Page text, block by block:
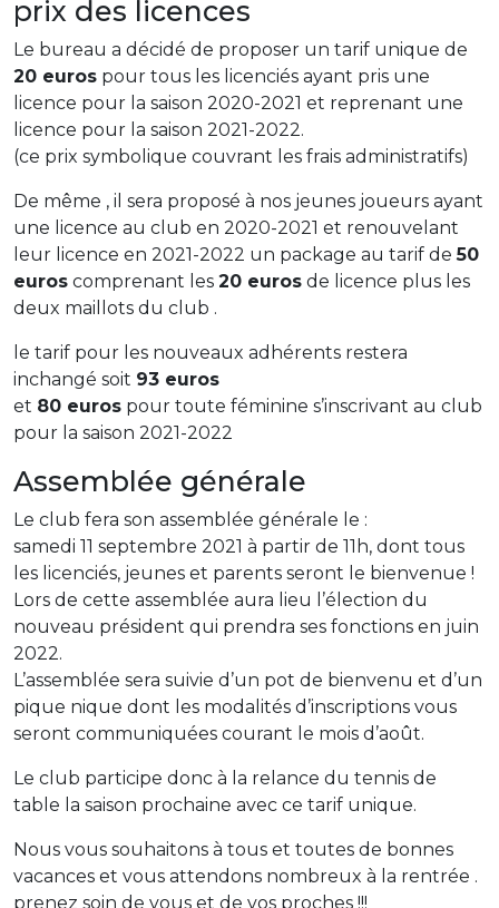
prix des licences
Le bureau a décidé de proposer un tarif unique de
20 euros pour tous les licenciés ayant pris une
licence pour la saison 2020-2021 et reprenant une
licence pour la saison 2021-2022.
(ce prix symbolique couvrant les frais administratifs)
De même , il sera proposé à nos jeunes joueurs ayant
une licence au club en 2020-2021 et renouvelant
leur licence en 2021-2022 un package au tarif de50
euros comprenant les 20 euros de licence plus les
deux maillots du club .
le tarif pour les nouveaux adhérents restera
inchangé soit 93 euros
et 80 euros pour toute féminine s’inscrivant au club
pour la saison 2021-2022
Assemblée générale
Le club fera son assemblée générale le :
samedi 11 septembre 2021 à partir de 11h, dont tous
les licenciés, jeunes et parents seront le bienvenue !
Lors de cette assemblée aura lieu l’élection du
nouveau président qui prendra ses fonctions en juin
2022.
L’assemblée sera suivie d’un pot de bienvenu et d’un
pique nique dont les modalités d’inscriptions vous
seront communiquées courant le mois d’août.
Le club participe donc à la relance du tennis de
table la saison prochaine avec ce tarif unique.
Nous vous souhaitons à tous et toutes de bonnes
vacances et vous attendons nombreux à la rentrée .
prenez soin de vous et de vos proches !!!